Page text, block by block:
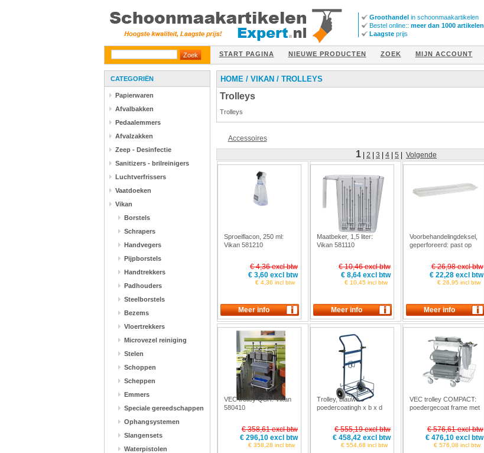
Groothandel in schoonmaakartikelen
Bestel online:: meer dan 1000 artikelen
Laagste prijs
START PAGINA NIEUWE PRODUCTEN ZOEK MIJN ACCOUNT
CATEGORIËN
Papierwaren
Afvalbakken
Pedaalemmers
Afvalzakken
Zeep - Desinfectie
Sanitizers - brilreinigers
Luchtverfrissers
Vaatdoeken
Vikan
Borstels
Schrapers
Handvegers
Pijpborstels
Handtrekkers
Padhouders
Steelborstels
Bezems
Vloertrekkers
Microvezel reiniging
Stelen
Schoppen
Scheppen
Emmers
Speciale gereedschappen
Ophangsystemen
Slangensets
Waterpistolen
HOME/ VIKAN / TROLLEYS
Trolleys
Trolleys
Accessoires
1 2 3 4 5 Volgende
Sproeiflacon, 250 ml:
Vikan 581210
€ 4,36 excl btw
€ 3,60 excl btw
€ 4,36 incl btw
Maatbeker, 1,5 liter:
Vikan 581110
€ 10,46 excl btw
€ 8,64 excl btw
€ 10,45 incl btw
Voorbehandelingdeksel,
geperforeerd: past op
€ 26,98 excl btw
€ 22,28 excl btw
€ 26,95 incl btw
VEC trolley QSR: Vikan
580410
€ 358,61 excl btw
€ 296,10 excl btw
€ 358,28 incl btw
Trolley, blauwe
poedercoatingh x b x d
€ 555,19 excl btw
€ 458,42 excl btw
€ 554,68 incl btw
VEC trolley COMPACT:
poedergecoat frame met
580314€ 576,61 excl btw
€ 476,10 excl btw
€ 576,08 incl btw